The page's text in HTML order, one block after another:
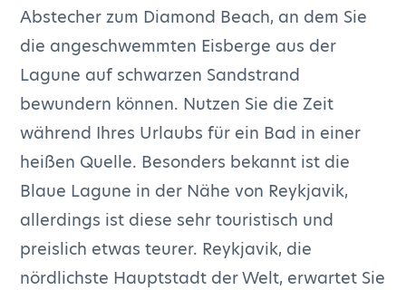
Abstecher zum Diamond Beach, an dem Sie
die angeschwemmten Eisberge aus der
Lagune auf schwarzen Sandstrand
bewundern können. Nutzen Sie die Zeit
während Ihres Urlaubs für ein Bad in einer
heißen Quelle. Besonders bekannt ist die
Blaue Lagune in der Nähe von Reykjavik,
allerdings ist diese sehr touristisch und
preislich etwas teurer. Reykjavik, die
nördlichste Hauptstadt der Welt, erwartet Sie